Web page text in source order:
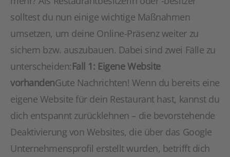
solltest du nun einige wichtige Maßnahmen
umsetzen, um deine Online-Präsenz weiter zu
sichern bzw. auszubauen. Dabei sind zwei Fälle zu
unterscheiden:Fall 1: Eigene Website
vorhandenGute Nachrichten! Wenn du bereits eine
eigene Website für dein Restaurant hast, kannst du
dich entspannt zurücklehnen – die bevorstehende
Deaktivierung von Websites, die über das Google
Unternehmensprofil erstellt wurden, betrifft dich